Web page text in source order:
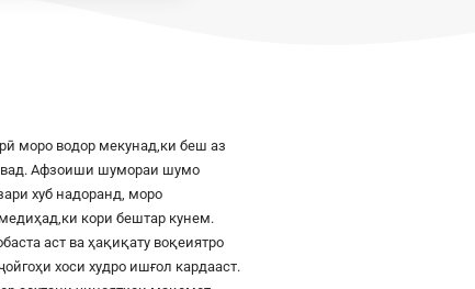
моро водор мекунад,ки беш аз
Афзоиши шумораи шумо
хуб надоранд, моро
медиҳад,ки кори бештар кунем.
аст ва ҳақиқату воқеиятро
хоси худро ишғол кардааст.